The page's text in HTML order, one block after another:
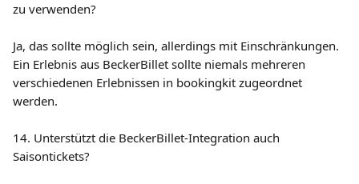
zu verwenden?
Ja, das sollte möglich sein, allerdings mit Einschränkungen.
Ein Erlebnis aus BeckerBillet sollte niemals mehreren
verschiedenen Erlebnissen in bookingkit zugeordnet
werden.
14. Unterstützt die BeckerBillet-Integration auch
Saisontickets?